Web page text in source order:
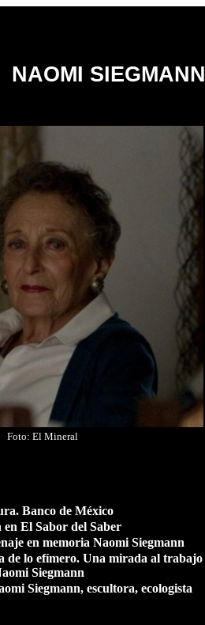
NAOMI SIEGMANN
Foto: El Mineral
Banco de México
en El Sabor del Saber
en memoria Naomi Siegmann
de lo efímero. Una mirada al trabajo
Siegmann
Siegmann, escultora, ecologista